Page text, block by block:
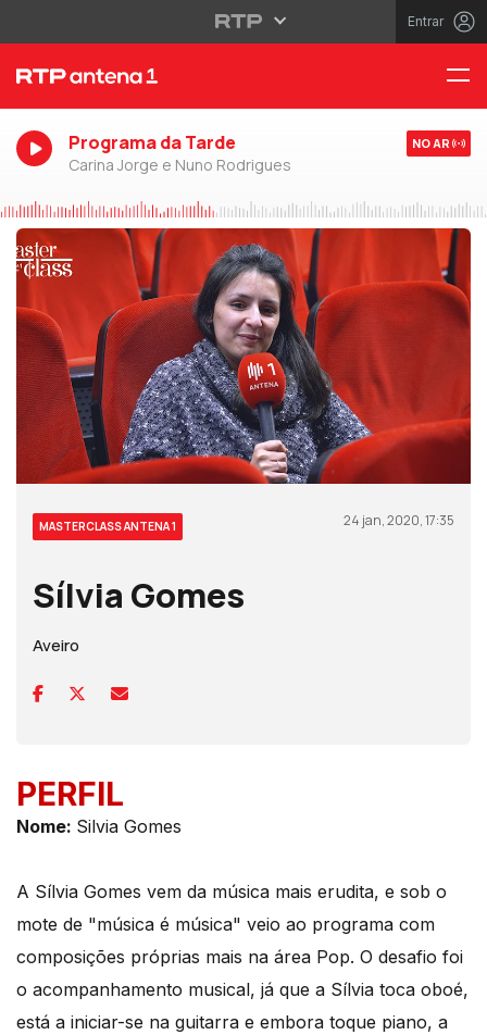
Entrar
Programa da Tarde
Carina Jorge e Nuno Rodrigues
NO AR
MASTERCLASS ANTENA 1 24 jan, 2020, 17:35
Sílvia Gomes
Aveiro
PERFIL
Nome: Silvia Gomes
A Sílvia Gomes vem da música mais erudita, e sob o
mote de "música é música" veio ao programa com
composições próprias mais na área Pop. O desafio foi
o acompanhamento musical, já que a Sílvia toca oboé,
está a iniciar-se na guitarra e embora toque piano, a